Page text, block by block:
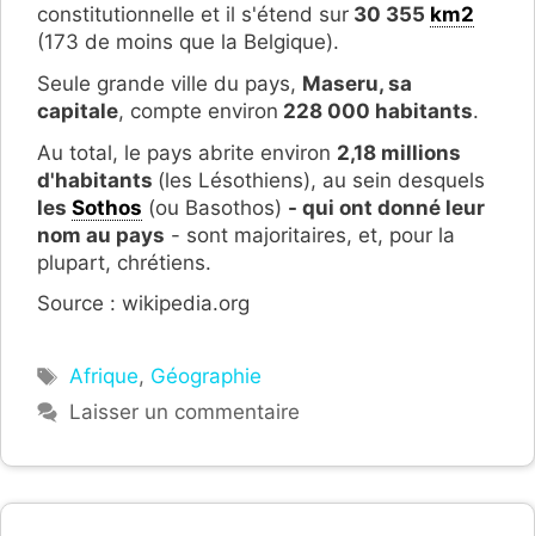
constitutionnelle et il s'étend sur 30 355 km2
(173 de moins que la Belgique).
Seule grande ville du pays, Maseru, sa
capitale, compte environ 228 000 habitants.
Au total, le pays abrite environ 2,18 millions
d'habitants (les Lésothiens), au sein desquels
les Sothos (ou Basothos) - qui ont donné leur
nom au pays - sont majoritaires, et, pour la
plupart, chrétiens.
Source : wikipedia.org
Étiquettes
Afrique, Géographie
Laisser un commentaire